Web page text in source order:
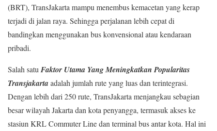
(BRT), TransJakarta mampu menembus kemacetan yang kerap
terjadi di jalan raya. Sehingga perjalanan lebih cepat di
bandingkan menggunakan bus konvensional atau kendaraan
pribadi.
Salah satu Faktor Utama Yang Meningkatkan Popularitas
Transjakartaadalah jumlah rute yang luas dan terintegrasi.
Dengan lebih dari 250 rute, TransJakarta menjangkau sebagian
besar wilayah Jakarta dan kota penyangga, termasuk akses ke
stasiun KRL Commuter Line dan terminal bus antar kota. Hal ini